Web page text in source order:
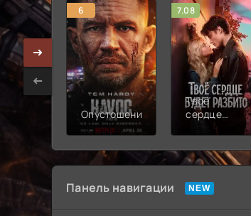
6
Опустошение
7.08
Твоё
сердце
Панель навигации